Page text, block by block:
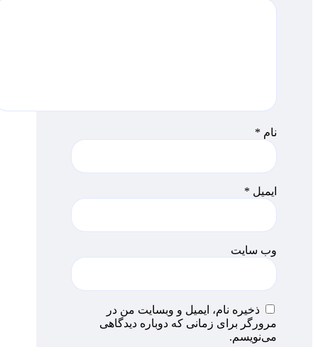
نام *
ایمیل *
وب‌ سایت
ذخیره نام، ایمیل و وبسایت من در
مرورگر برای زمانی که دوباره دیدگاهی
می‌نویسم.